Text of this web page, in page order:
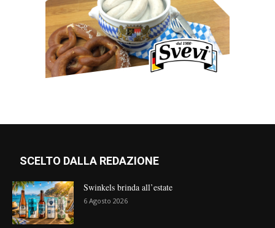
SCELTO DALLA REDAZIONE
Swinkels brinda all’estate
6 Agosto 2026